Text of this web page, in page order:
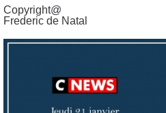
Copyright@
Frederic de Natal